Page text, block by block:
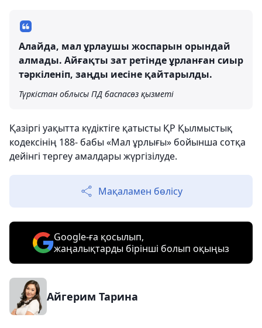
Алайда, мал ұрлаушы жоспарын орындай
алмады. Айғақты зат ретінде ұрланған сиыр
тәркіленіп, заңды иесіне қайтарылды.
Түркістан облысы ПД баспасөз қызметі
Қазіргі уақытта күдіктіге қатысты ҚР Қылмыстық
кодексінің 188- бабы «Мал ұрлығы» бойынша сотқа
дейінгі тергеу амалдары жүргізілуде.
Мақаламен бөлісу
Google-ға қосылып,
жаңалықтарды бірінші болып оқыңыз
Айгерим Тарина